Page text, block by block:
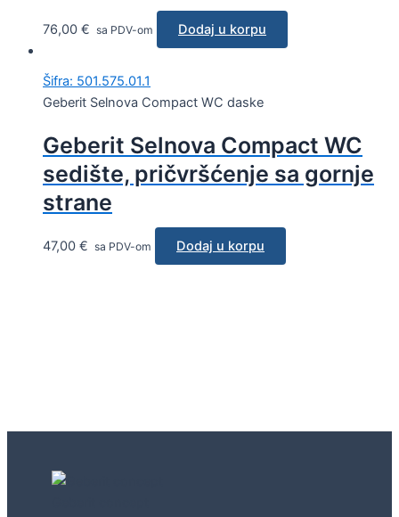
76,00 € sa PDV-om Dodaj u korpu
Šifra: 501.575.01.1
Geberit Selnova Compact WC daske
Geberit Selnova Compact WC
sedište, pričvršćenje sa gornje
strane
47,00 € sa PDV-om Dodaj u korpu